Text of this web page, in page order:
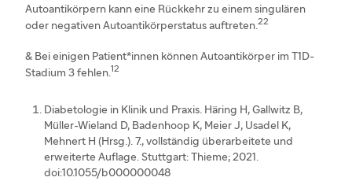
Autoantikörpern kann eine Rückkehr zu einem singulären
oder negativen Autoantikörperstatus auftreten. 22
& Bei einigen Patient*innen können Autoantikörper im T1D-
Stadium 3 fehlen.12
Diabetologie in Klinik und Praxis. Häring H, Gallwitz B,
Müller-Wieland D, Badenhoop K, Meier J, Usadel K,
Mehnert H (Hrsg.). 7., vollständig überarbeitete und
erweiterte Auflage. Stuttgart: Thieme; 2021.
doi:10.1055/b000000048